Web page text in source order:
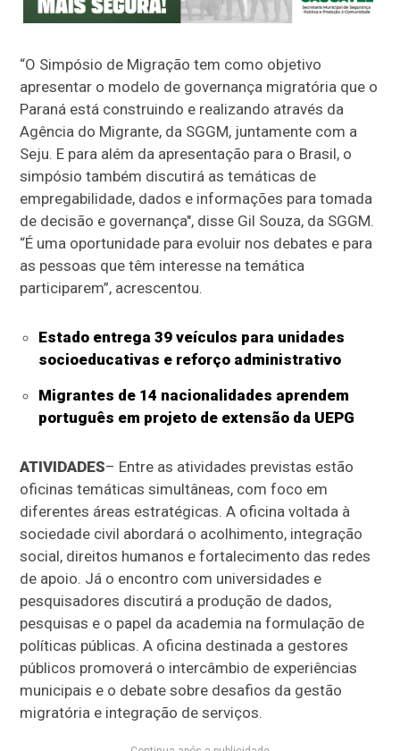
“O Simpósio de Migração tem como objetivo
apresentar o modelo de governança migratória que o
Paraná está construindo e realizando através da
Agência do Migrante, da SGGM, juntamente com a
Seju. E para além da apresentação para o Brasil, o
simpósio também discutirá as temáticas de
empregabilidade, dados e informações para tomada
de decisão e governança", disse Gil Souza, da SGGM.
“É uma oportunidade para evoluir nos debates e para
as pessoas que têm interesse na temática
participarem”, acrescentou.
Estado entrega 39 veículos para unidades
socioeducativas e reforço administrativo
Migrantes de 14 nacionalidades aprendem
português em projeto de extensão da UEPG
ATIVIDADES– Entre as atividades previstas estão
oficinas temáticas simultâneas, com foco em
diferentes áreas estratégicas. A oficina voltada à
sociedade civil abordará o acolhimento, integração
social, direitos humanos e fortalecimento das redes
de apoio. Já o encontro com universidades e
pesquisadores discutirá a produção de dados,
pesquisas e o papel da academia na formulação de
políticas públicas. A oficina destinada a gestores
públicos promoverá o intercâmbio de experiências
municipais e o debate sobre desafios da gestão
migratória e integração de serviços.